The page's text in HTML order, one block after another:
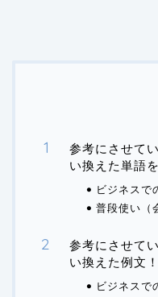
参考にさせて
い換えた単語
ビジネスで
普段使い（
参考にさせて
い換えた例文
ビジネスで